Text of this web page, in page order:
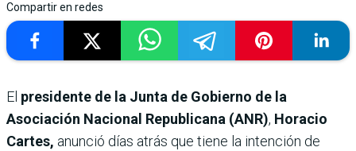
Compartir en redes
El presidente de la Junta de Gobierno de la
Asociación Nacional Republicana (ANR), Horacio
Cartes, anunció días atrás que tiene la intención de